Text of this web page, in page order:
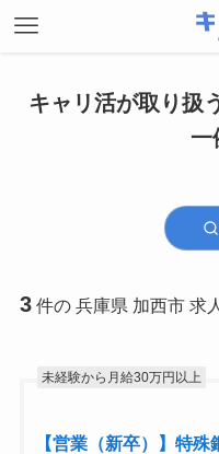
キャリ活が取り扱
一
3件の 兵庫県 加西市 求
未経験から月給30万円以上
【営業（新卒）】特